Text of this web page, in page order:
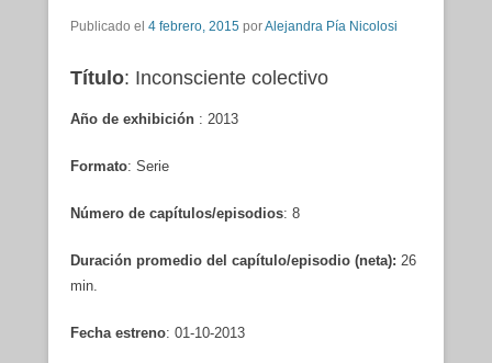
Publicado el 4 febrero, 2015 porAlejandra Pía Nicolosi
Título: Inconsciente colectivo
Año de exhibición : 2013
Formato: Serie
Número de capítulos/episodios: 8
Duración promedio del capítulo/episodio (neta): 26
min.
Fecha estreno: 01-10-2013